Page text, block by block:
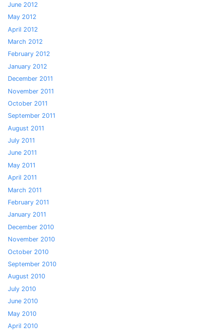
June 2012
May 2012
April 2012
March 2012
February 2012
January 2012
December 2011
November 2011
October 2011
September 2011
August 2011
July 2011
June 2011
May 2011
April 2011
March 2011
February 2011
January 2011
December 2010
November 2010
October 2010
September 2010
August 2010
July 2010
June 2010
May 2010
April 2010